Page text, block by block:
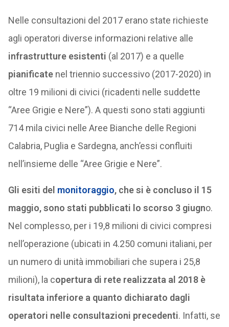
Nelle consultazioni del 2017 erano state richieste
agli operatori diverse informazioni relative alle
infrastrutture esistenti (al 2017) e a quelle
pianificatenel triennio successivo (2017-2020) in
oltre 19 milioni di civici (ricadenti nelle suddette
“Aree Grigie e Nere”). A questi sono stati aggiunti
714 mila civici nelle Aree Bianche delle Regioni
Calabria, Puglia e Sardegna, anch’essi confluiti
nell’insieme delle “Aree Grigie e Nere”.
Gli esiti del monitoraggio, che si è concluso il 15
maggio, sono stati pubblicati lo scorso 3 giugno.
Nel complesso, per i 19,8 milioni di civici compresi
nell’operazione (ubicati in 4.250 comuni italiani, per
un numero di unità immobiliari che supera i 25,8
milioni), la copertura di rete realizzata al 2018 è
risultata inferiore a quanto dichiarato dagli
operatori nelle consultazioni precedenti. Infatti, se